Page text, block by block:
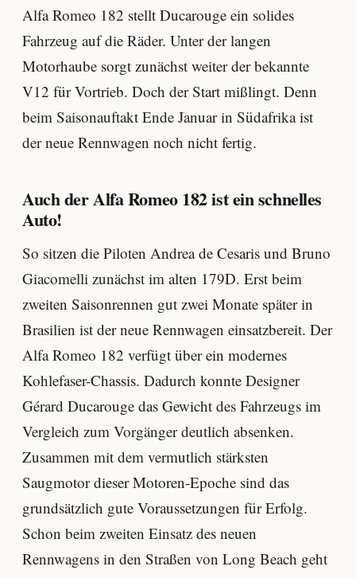
Alfa Romeo 182 stellt Ducarouge ein solides
Fahrzeug auf die Räder. Unter der langen
Motorhaube sorgt zunächst weiter der bekannte
V12 für Vortrieb. Doch der Start mißlingt. Denn
beim Saisonauftakt Ende Januar in Südafrika ist
der neue Rennwagen noch nicht fertig.
Auch der Alfa Romeo 182 ist ein schnelles
Auto!
So sitzen die Piloten Andrea de Cesaris und Bruno
Giacomelli zunächst im alten 179D. Erst beim
zweiten Saisonrennen gut zwei Monate später in
Brasilien ist der neue Rennwagen einsatzbereit. Der
Alfa Romeo 182 verfügt über ein modernes
Kohlefaser-Chassis. Dadurch konnte Designer
Gérard Ducarouge das Gewicht des Fahrzeugs im
Vergleich zum Vorgänger deutlich absenken.
Zusammen mit dem vermutlich stärksten
Saugmotor dieser Motoren-Epoche sind das
grundsätzlich gute Voraussetzungen für Erfolg.
Schon beim zweiten Einsatz des neuen
Rennwagens in den Straßen von Long Beach geht